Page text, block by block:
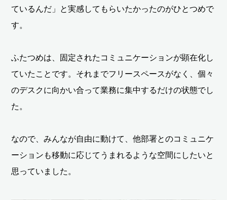
ているんだ」と実感してもらいたかったのがひとつめで
す。
ふたつめは、固定されたコミュニケーションが顕在化し
ていたことです。それまでフリースペースがなく、個々
のデスクに向かい合って業務に集中するだけの状態でし
た。
なので、みんなが自由に動けて、他部署とのコミュニケ
ーションも移動に応じてうまれるような空間にしたいと
思っていました。